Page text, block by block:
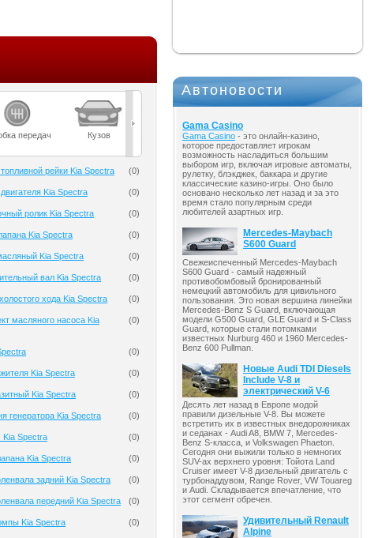
передач Кузов Масла Мост
рейки Kia Spectra (0)
Kia Spectra (0)
ролик Kia Spectra (0)
Kia Spectra (0)
Kia Spectra (0)
вал Kia Spectra (0)
хода Kia Spectra (0)
масляного насоса Kia
(0)
(0)
Kia Spectra (0)
Kia Spectra (0)
генератора Kia Spectra (0)
Kia Spectra (0)
Kia Spectra (0)
задний Kia Spectra (0)
передний Kia Spectra (0)
Kia Spectra (0)
Автоновости
Gama Casino
Gama Casino - это онлайн-казино,
которое предоставляет игрокам
возможность насладиться большим
выбором игр, включая игровые автоматы,
рулетку, блэкджек, баккара и другие
классические казино-игры. Оно было
основано несколько лет назад и за это
время стало популярным среди
любителей азартных игр.
Mercedes-Maybach
S600 Guard
Свежеиспеченный Mercedes-Maybach
S600 Guard - самый надежный
противобомбовый бронированный
немецкий автомобиль для цивильного
пользования. Это новая вершина линейки
Mercedes-Benz S Guard, включающая
модели G500 Guard, GLE Guard и S-Class
Guard, которые стали потомками
известных Nurburg 460 и 1960 Mercedes-
Benz 600 Pullman.
Новые Audi TDI Diesels
Include V-8 и
электрический V-6
Десять лет назад в Европе модой
правили дизельные V-8. Вы можете
встретить их в известных внедорожниках
и седанах - Audi A8, BMW 7, Mercedes-
Benz S-класса, и Volkswagen Phaeton.
Сегодня они выжили только в немногих
SUV-ах верхнего уровня: Тойота Land
Cruiser имеет V-8 дизельный двигатель с
турбонаддувом, Range Rover, VW Touareg
и Audi. Складывается впечатление, что
этот сегмент обречен.
Удивительный Renault
Alpine